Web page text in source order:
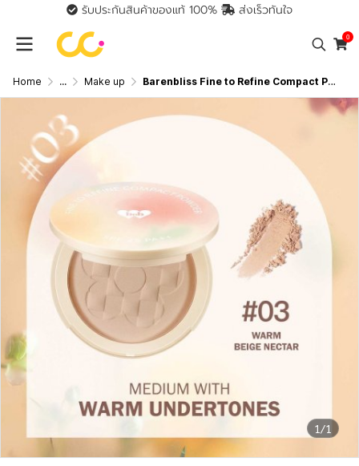
รับประกันสินค้าของแท้ 100% ส่งเร็วทันใจ
0
Home ... Make up Barenbliss Fine to Refine Compact Powder แป้งอัดแข็งคุมมัน SPF 25 PA+++ 6 กรัม
1/1